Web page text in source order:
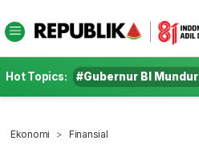
Hot Topics: #Gubernur BI Mundur
Ekonomi Finansial